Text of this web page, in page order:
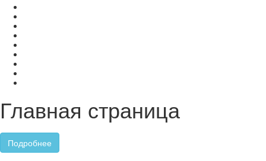
Главная страница
Подробнее